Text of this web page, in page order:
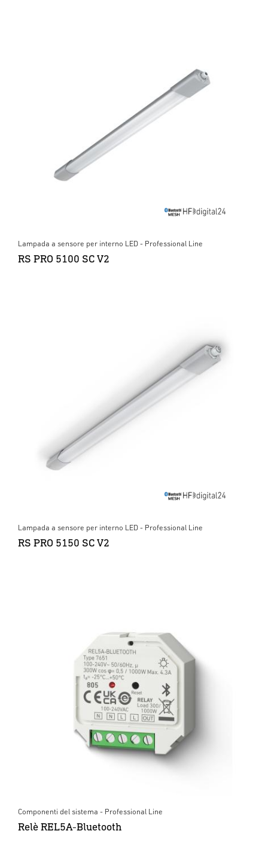
Lampada a sensore per interno LED - Professional Line
RS PRO 5100 SC V2
Lampada a sensore per interno LED - Professional Line
RS PRO 5150 SC V2
Componenti del sistema - Professional Line
Relè REL5A-Bluetooth